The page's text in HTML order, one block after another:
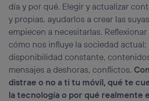
día y por qué. Elegir y actualizar
y propias, ayudarlos a crear las
empiecen a necesitarlas.
cómo nos influye la sociedad actual:
disponibilidad constante,
mensajes a deshoras, conflictos.
distrae o no a ti tu móvil, qué te
la tecnología o por qué realmente